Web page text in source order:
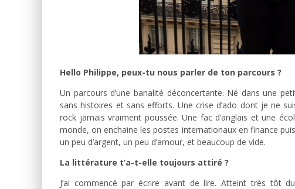
Hello Philippe, peux-tu nous parler de ton parcours ?
Un parcours d’une banalité déconcertante. Né dans une
sans histoires et sans efforts. Une crise d’ado dont je ne
rock jamais vraiment poussée. Une fac d’anglais et une
monde, on enchaine les postes internationaux en finance
un peu d’argent, un peu d’amour, et beaucoup de vide.
La littérature t’a-t-elle toujours attiré ?
J’ai commencé par écrire avant de lire. Atteint très tôt